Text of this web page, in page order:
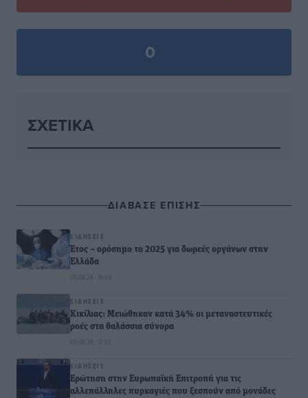
0
ΣΧΕΤΙΚΆ
ΔΙΑΒΑΣΕ ΕΠΙΣΗΣ
ΕΙΔΉΣΕΙΣ
Έτος – ορόσημο το 2025 για δωρεές οργάνων στην
Ελλάδα
05.08.26 · 19:04
ΕΙΔΉΣΕΙΣ
Κικίλιας: Μειώθηκαν κατά 34% οι μεταναστευτικές
ροές στα θαλάσσια σύνορα
05.08.26 · 17:32
ΕΙΔΉΣΕΙΣ
Ερώτηση στην Ευρωπαϊκή Επιτροπή για τις
αλλεπάλληλες πυρκαγιές που ξεσπούν από μονάδες